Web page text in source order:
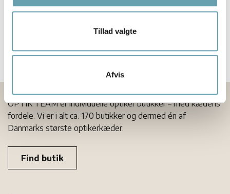
Tillad valgte
Afvis
5250, Odense SV
Brandts Optik
Skibhusvej 121
5000, Odense C
OPTIK TEAM er individuelle optiker butikker – med kædens
fordele. Vi er i alt ca. 170 butikker og dermed én af
Danmarks største optikerkæder.
Find butik